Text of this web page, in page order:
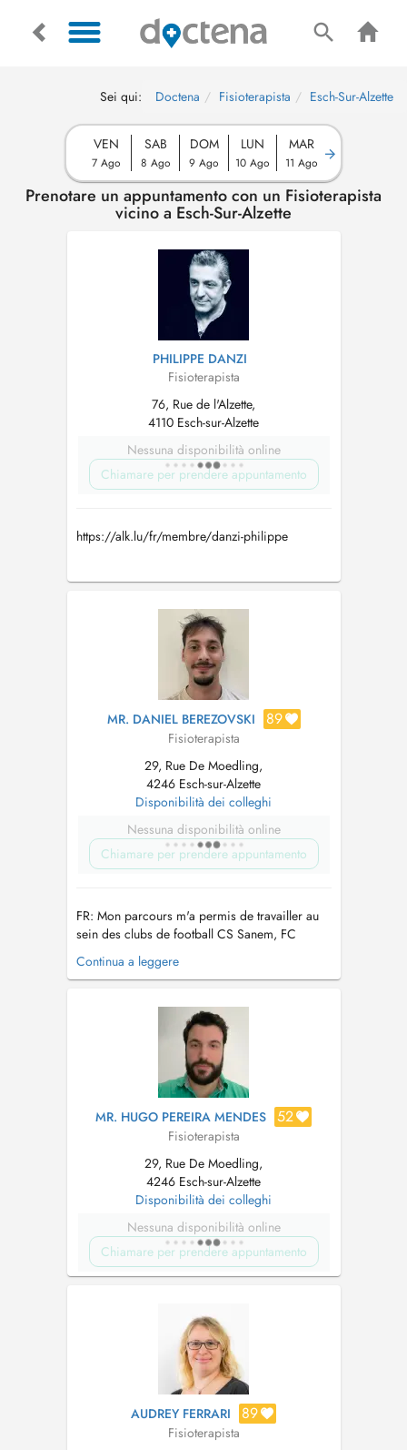
Sei qui: Doctena Fisioterapista Esch-Sur-Alzette
VEN
7 Ago
SAB
8 Ago
DOM
9 Ago
LUN
10 Ago
MAR
11 Ago
Prenotare un appuntamento con un Fisioterapista
vicino a Esch-Sur-Alzette
PHILIPPE DANZI
Fisioterapista
76, Rue de l'Alzette,
4110 Esch-sur-Alzette
Nessuna disponibilità online
Chiamare per prendere appuntamento
https://alk.lu/fr/membre/danzi-philippe
MR. DANIEL BEREZOVSKI 89
Fisioterapista
29, Rue De Moedling,
4246 Esch-sur-Alzette
Disponibilità dei colleghi
Nessuna disponibilità online
Chiamare per prendere appuntamento
FR: Mon parcours m'a permis de travailler au
sein des clubs de football CS Sanem, FC
Differdange ou encore Progrès Niederkorn
ainsi que des clubs de handball, où j'ai pu
Titulaire du Diplôme de Kinésithérapie du
Sport niveau expert, avec une spécialisation ...
Continua a leggere
MR. HUGO PEREIRA MENDES 52
Fisioterapista
29, Rue De Moedling,
4246 Esch-sur-Alzette
Disponibilità dei colleghi
Nessuna disponibilità online
Chiamare per prendere appuntamento
AUDREY FERRARI 89
Fisioterapista